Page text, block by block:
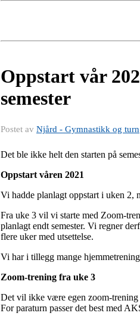
Oppstart vår
semester
Postet av Njård - Gymnastikk og turn
Det ble ikke helt den starten på
Oppstart våren 2021
Vi hadde planlagt oppstart i uken 2,
Fra uke 3 vil vi starte med Zoom-
planlagt endt semester. Vi regner
flere uker med utsettelse.
Vi har i tillegg mange
Zoom-trening fra uke 3
Det vil ikke være egen zoom-
For paraturn passer det best med